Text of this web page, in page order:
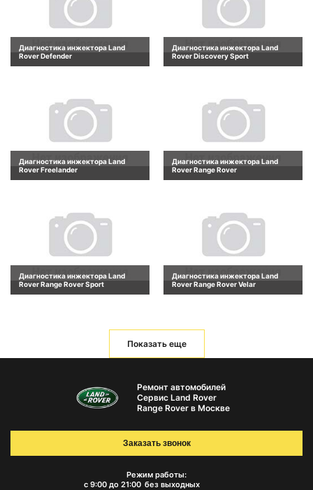
Диагностика инжектора Land
Rover Defender
Диагностика инжектора Land
Rover Discovery Sport
Диагностика инжектора Land
Rover Freelander
Диагностика инжектора Land
Rover Range Rover
Диагностика инжектора Land
Rover Range Rover Sport
Диагностика инжектора Land
Rover Range Rover Velar
Показать еще
Ремонт автомобилей
Сервис Land Rover
Range Rover в Москве
Режим работы:
с 9:00 до 21:00 без выходных
Заказать звонок